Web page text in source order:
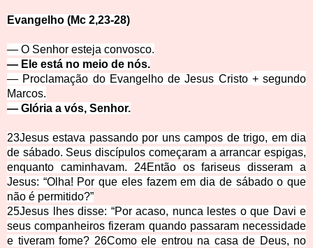
Evangelho (Mc 2,23-28)
— O Senhor esteja convosco.
— Ele está no meio de nós.
— Proclamação do Evangelho de Jesus Cristo +segundo
Marcos.
— Glória a vós, Senhor.
23Jesus estava passando por uns campos de trigo, em dia
de sábado. Seus discípulos começaram a arrancar espigas,
enquanto caminhavam.
24Então os fariseus disseram a
Jesus: “Olha! Por que eles fazem em dia de sábado o que
não é permitido?”
25Jesus lhes disse: “Por acaso, nunca lestes o que Davi e
seus companheiros fizeram quando passaram necessidade
e tiveram fome? 26Como ele entrou na casa de Deus, no